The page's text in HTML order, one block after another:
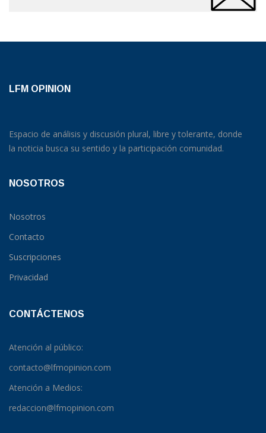
LFM OPINION
Espacio de análisis y discusión plural, libre y tolerante, donde
la noticia busca su sentido y la participación comunidad.
NOSOTROS
Nosotros
Contacto
Suscripciones
Privacidad
CONTÁCTENOS
Atención al público:
contacto@lfmopinion.com
Atención a Medios:
redaccion@lfmopinion.com